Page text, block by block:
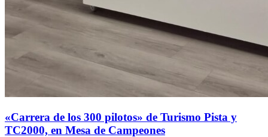
«Carrera de los 300 pilotos» de Turismo Pista y
TC2000, en Mesa de Campeones